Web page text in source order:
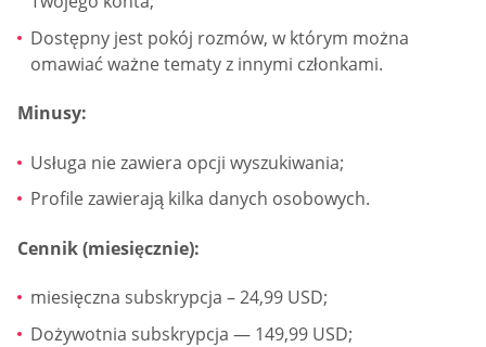
Dostępny jest pokój rozmów, w którym można
omawiać ważne tematy z innymi członkami.
Minusy:
Usługa nie zawiera opcji wyszukiwania;
Profile zawierają kilka danych osobowych.
Cennik (miesięcznie):
miesięczna subskrypcja – 24,99 USD;
Dożywotnia subskrypcja — 149,99 USD;